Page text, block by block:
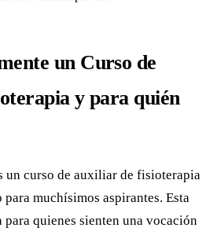
un Curso de
y para quién
un curso de auxiliar de fisioterapia
muchísimos aspirantes. Esta
para quienes sienten una vocación